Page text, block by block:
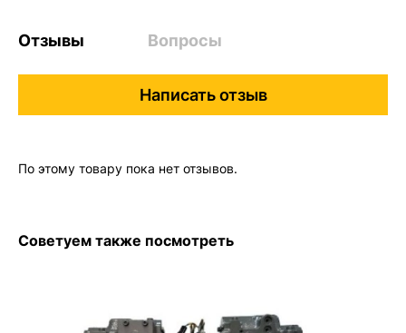
Отзывы Вопросы
Написать отзыв
По этому товару пока нет отзывов.
Советуем также посмотреть